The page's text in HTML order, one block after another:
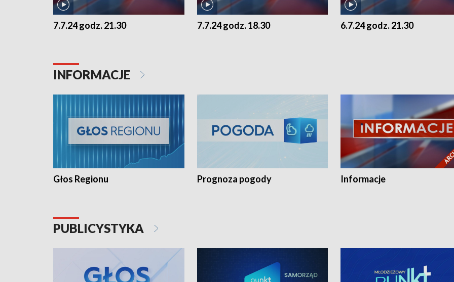
7.7.24 godz. 21.30 7.7.24 godz. 18.30 6.7.24 godz. 21.30
INFORMACJE
Głos Regionu Prognoza pogody Informacje
PUBLICYSTYKA